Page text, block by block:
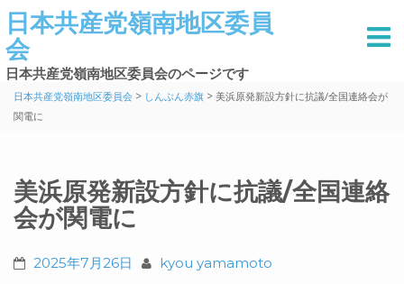
日本共産党嶺南地区委員
会
日本共産党嶺南地区委員会のページです
日本共産党嶺南地区委員会 > しんぶん赤旗 > 美浜原発新設方針に抗議/全国連絡会が
関電に
美浜原発新設方針に抗議/全国連絡
会が関電に
2025年7月26日 kyou yamamoto